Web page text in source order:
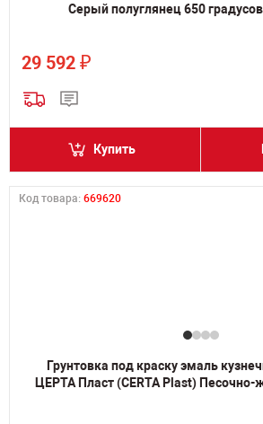
Серый полуглянец 650
29 592 ₽
Купить
Код товара: 669620
Грунтовка под краску эмаль
ЦЕРТА Пласт (CERTA Plast) Песочно-